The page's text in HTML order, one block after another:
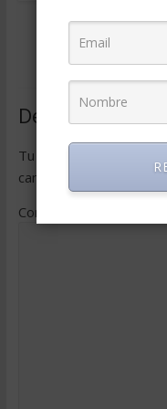
Deja una
Tu dirección de correo
campos obligatorios
Comentario